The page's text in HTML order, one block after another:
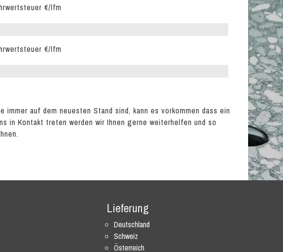
€/lfm
€/lfm
auf dem neuesten Stand sind, kann es vorkommen dass ein
in Kontakt treten werden wir Ihnen gerne weiterhelfen und so
Lieferung
Deutschland
Schweiz
Österreich